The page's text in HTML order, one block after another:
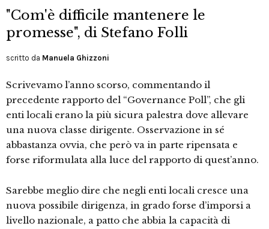
"Com'è difficile mantenere le
promesse", di Stefano Folli
scritto da Manuela Ghizzoni
Scrivevamo l’anno scorso, commentando il
precedente rapporto del “Governance Poll”, che gli
enti locali erano la più sicura palestra dove allevare
una nuova classe dirigente. Osservazione in sé
abbastanza ovvia, che però va in parte ripensata e
forse riformulata alla luce del rapporto di quest’anno.
Sarebbe meglio dire che negli enti locali cresce una
nuova possibile dirigenza, in grado forse d’imporsi a
livello nazionale, a patto che abbia la capacità di